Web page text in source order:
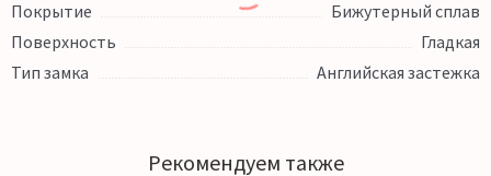
Покрытие
Бижутерный сплав
Поверхность
Гладкая
Тип замка
Английская застежка
Рекомендуем также